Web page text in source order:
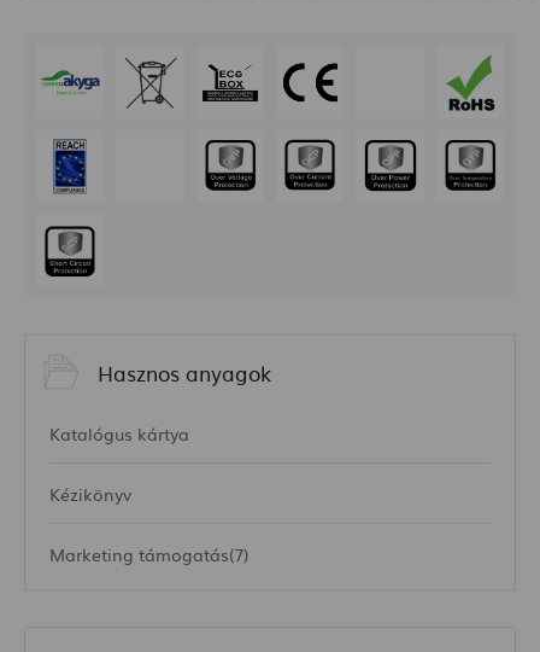
Hasznos anyagok
Katalógus kártya
Kézikönyv
Marketing támogatás(7)